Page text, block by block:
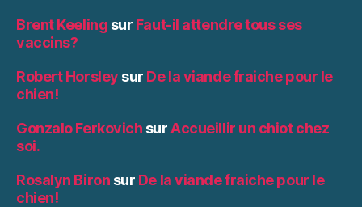
Brent Keeling sur Faut-il attendre tous ses
vaccins?
Robert Horsley sur De la viande fraiche pour le
chien!
Gonzalo Ferkovich surAccueillir un chiot chez
soi.
Rosalyn Biron sur De la viande fraiche pour le
chien!